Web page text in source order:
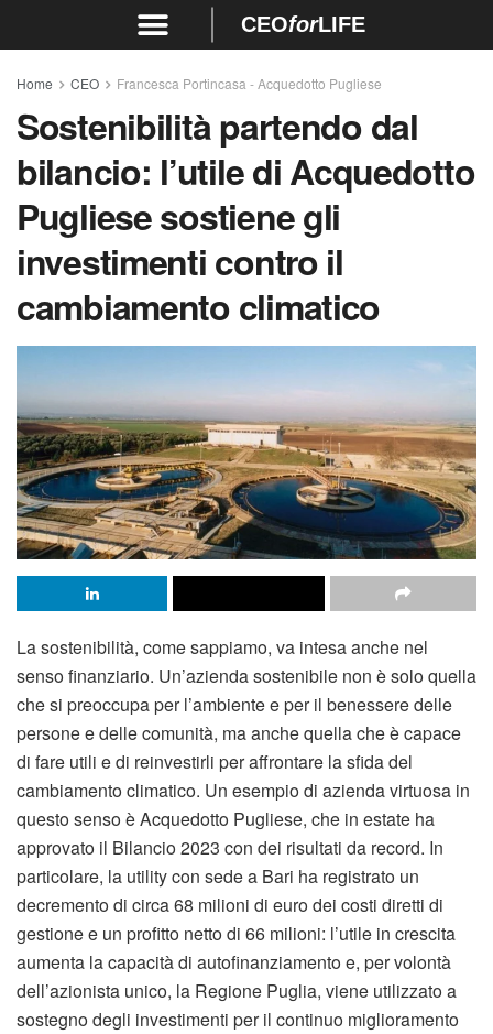
CEOforLIFE
Home CEO Francesca Portincasa - Acquedotto Pugliese
Sostenibilità partendo dal
bilancio: l’utile di Acquedotto
Pugliese sostiene gli
investimenti contro il
cambiamento climatico
La sostenibilità, come sappiamo, va intesa anche nel
senso finanziario. Un’azienda sostenibile non è solo quella
che si preoccupa per l’ambiente e per il benessere delle
persone e delle comunità, ma anche quella che è capace
di fare utili e di reinvestirli per affrontare la sfida del
cambiamento climatico. Un esempio di azienda virtuosa in
questo senso è Acquedotto Pugliese, che in estate ha
approvato il Bilancio 2023 con dei risultati da record. In
particolare, la utility con sede a Bari ha registrato un
decremento di circa 68 milioni di euro dei costi diretti di
gestione e un profitto netto di 66 milioni: l’utile in crescita
aumenta la capacità di autofinanziamento e, per volontà
dell’azionista unico, la Regione Puglia, viene utilizzato a
sostegno degli investimenti per il continuo miglioramento